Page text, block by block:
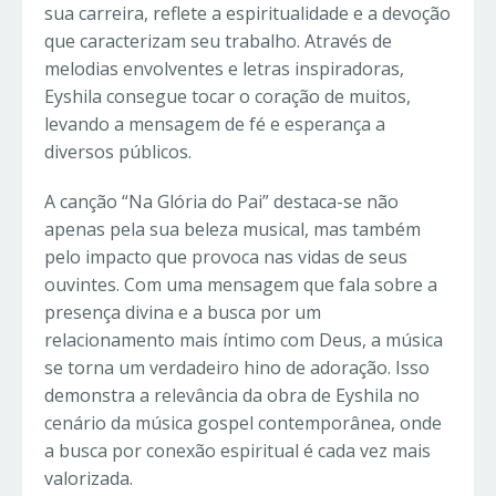
sua carreira, reflete a espiritualidade e a devoção
que caracterizam seu trabalho. Através de
melodias envolventes e letras inspiradoras,
Eyshila consegue tocar o coração de muitos,
levando a mensagem de fé e esperança a
diversos públicos.
A canção “Na Glória do Pai” destaca-se não
apenas pela sua beleza musical, mas também
pelo impacto que provoca nas vidas de seus
ouvintes. Com uma mensagem que fala sobre a
presença divina e a busca por um
relacionamento mais íntimo com Deus, a música
se torna um verdadeiro hino de adoração. Isso
demonstra a relevância da obra de Eyshila no
cenário da música gospel contemporânea, onde
a busca por conexão espiritual é cada vez mais
valorizada.